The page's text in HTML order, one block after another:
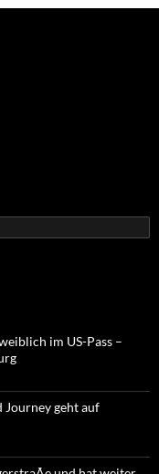
im US-Pass –
Journey geht auf